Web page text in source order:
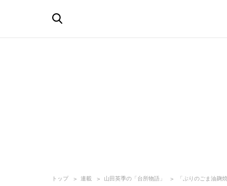
トップ 連載 山田英季の「台所物語」 「ぶりのごま油麹